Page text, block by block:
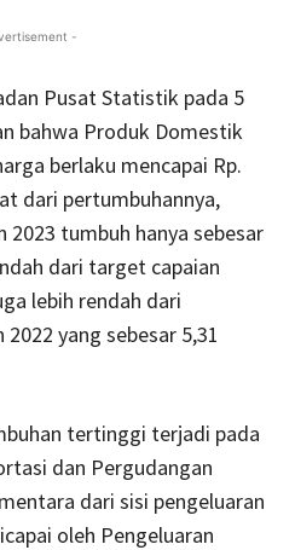
-
Pusat Statistik pada 5
bahwa Produk Domestik
berlaku mencapai Rp.
dari pertumbuhannya,
tumbuh hanya sebesar
dari target capaian
lebih rendah dari
yang sebesar 5,31
tertinggi terjadi pada
dan Pergudangan
dari sisi pengeluaran
oleh Pengeluaran